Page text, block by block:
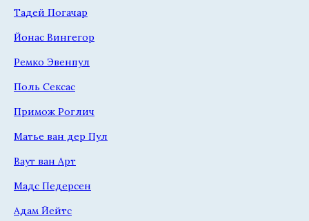
Тадей Погачар
Йонас Вингегор
Ремко Эвенпул
Поль Сексас
Примож Роглич
Матье ван дер Пул
Ваут ван Арт
Мадс Педерсен
Адам Йейтс